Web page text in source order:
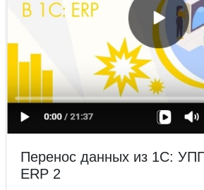
Перенос данных из 1С:
ERP 2